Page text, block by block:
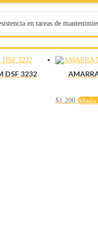
en tareas de
DSF 3232
$1.200 Añadir